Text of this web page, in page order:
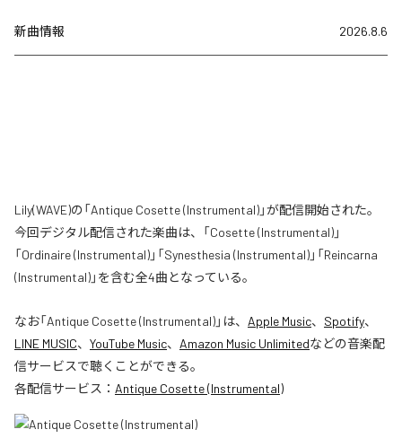
新曲情報 2026.8.6
Lily(WAVE)の「Antique Cosette (Instrumental)」が配信開始された。
今回デジタル配信された楽曲は、「Cosette (Instrumental)」
「Ordinaire (Instrumental)」「Synesthesia (Instrumental)」「Reincarna
(Instrumental)」を含む全4曲となっている。
なお「Antique Cosette (Instrumental)」は、 Apple Music、 Spotify、
LINE MUSIC、 YouTube Music、 Amazon Music Unlimitedなどの音楽配
信サービスで聴くことができる。
各配信サービス： Antique Cosette (Instrumental)